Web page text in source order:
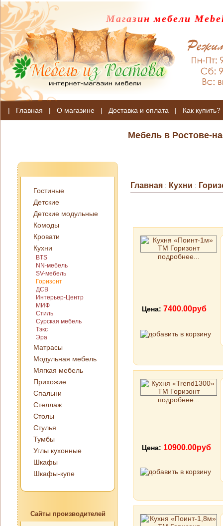
Магазин мебели
| Главная | О магазине | Доставка и оплата | Как купить?
Мебель в Ростове-
Гостиные
Детские
Детские модульные
Комоды
Кровати
Кухни
BTS
NN-мебель
SV-мебель
Горизонт
ДСВ
Интерьер-Центр
МИФ
Стиль
Сурская мебель
Тэкс
Эра
Матрасы
Модульная мебель
Мягкая мебель
Прихожие
Спальни
Стеллаж
Столы
Стулья
Тумбы
Углы кухонные
Шкафы
Шкафы-купе
Сайты производителей
Главная : Кухни :
подробнее...
Цена: 7400.00руб
подробнее...
Цена: 10900.00руб